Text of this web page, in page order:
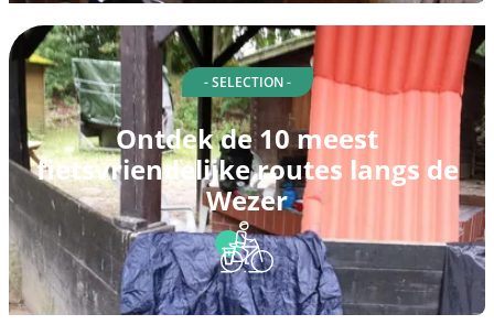
- SELECTION -
Ontdek de 10 meest
fietsvriendelijke routes langs de
Wezer